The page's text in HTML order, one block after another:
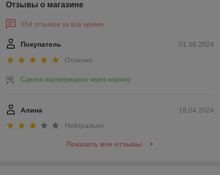
Отзывы о магазине
154 отзывов за всё время
01.06.2024
Покупатель
Отлично
Сделка подтверждена через корзину
18.04.2024
Алина
Нейтрально
Показать все отзывы